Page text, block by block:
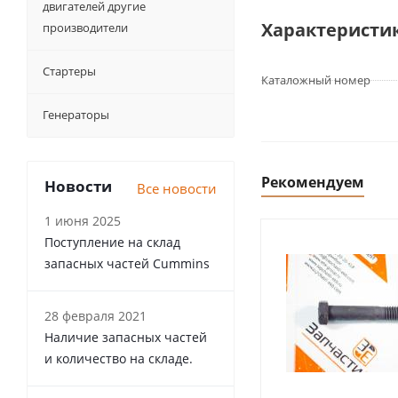
Каталожный номер
Рекомендуем
двигателей другие
производители
Стартеры
Генераторы
Новости Все новости
1 июня 2025
Поступление на склад
запасных частей Cummins
28 февраля 2021
Наличие запасных частей
и количество на складе.